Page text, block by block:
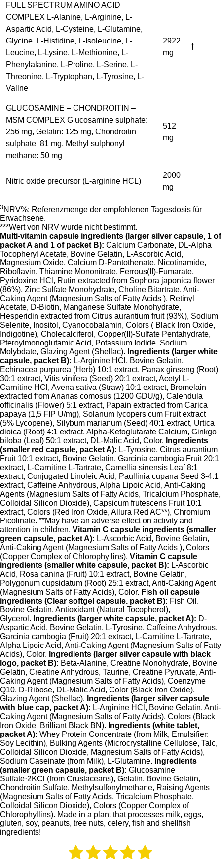
FULL SPECTRUM AMINO ACID
COMPLEX L-Alanine, L-Arginine, L-
Aspartic Acid, L-Cysteine, L-Glutamine,
Glycine, L-Histidine, L-Isoleucine, L-
Leucine, L-Lysine, L-Methionine, L-
Phenylalanine, L-Proline, L-Serine, L-
Threonine, L-Tryptophan, L-Tyrosine, L-
Valine
2922
mg
†
GLUCOSAMINE – CHONDROITIN –
MSM COMPLEX Glucosamine sulphate:
256 mg, Gelatin: 125 mg, Chondroitin
sulphate: 81 mg, Methyl sulphonyl
methane: 50 mg
512
mg
Nitric oxide precursor (L-arginine HCL)
2000
mg
3NRV%: Referenzmenge der empfohlenen Tagesdosis für
Erwachsene.
***Wert von NRV wurde nicht bestimmt.
Multi-vitamin capsule ingredients (larger silver capsule, 1 of
packet A and 1 of packet B): Calcium Carbonate, DL-Alpha
Tocopheryl Acetate, Bovine Gelatin, L-Ascorbic Acid,
Magnesium Oxide, Calcium D-Pantothenate, Nicotinamide,
Riboflavin, Thiamine Mononitrate, Ferrous(II)-Fumarate,
Pyridoxine HCl, Rutin extracted from Sophora japonica flower
(86%), Zinc Sulfate Monohydrate, Choline Bitartrate, Anti-
Caking Agent (Magnesium Salts of Fatty Acids ), Retinyl
Acetate, D-Biotin, Manganese Sulfate Monohydrate,
Hesperidin extracted from Citrus aurantium fruit (93%), Sodium
Selenite, Inositol, Cyanocobalamin, Colors ( Black Iron Oxide,
Indigotine), Cholecalciferol, Copper(II)-Sulfate Pentahydrate,
Pteroylmonoglutamic Acid, Potassium Iodide, Sodium
Molybdate, Glazing Agent (Shellac). Ingredients (larger white
capsule, packet B): L-Arginine HCl, Bovine Gelatin,
Echinacea purpurea (Herb) 10:1 extract, Panax ginseng (Root)
30:1 extract, Vitis vinifera (Seed) 20:1 extract, Acetyl L-
Carnitine HCl, Avena sativa (Straw) 10:1 extract, Bromelain
extracted from Ananas comosus (1200 GDU/g), Calendula
officinalis (Flower) 5:1 extract, Papain extracted from Carica
papaya (1,5 FIP U/mg), Solanum lycopersicum Fruit extract
(5% Lycopene), Silybum marianum (Seed) 40:1 extract, Urtica
dioica (Root) 4:1 extract, Alpha-Ketoglutarate Calcium, Ginkgo
biloba (Leaf) 50:1 extract, DL-Malic Acid, Color. Ingredients
(smaller red capsule, packet A): L-Tyrosine, Citrus aurantium
Fruit 10:1 extract, Bovine Gelatin, Garcinia cambogia Fruit 20:1
extract, L-Carnitine L-Tartrate, Camellia sinensis Leaf 8:1
extract, Conjugated Linoleic Acid, Paullinia cupana Seed 3-4:1
extract, Caffeine Anhydrous, Alpha Lipoic Acid, Anti-Caking
Agents (Magnesium Salts of Fatty Acids, Tricalcium Phosphate,
Colloidal Silicon Dioxide), Capsicum frutescens Fruit 10:1
extract, Colors (Red Iron Oxide, Allura Red AC**), Chromium
Picolinate. **May have an adverse effect on activity and
attention in children. Vitamin C capsule ingredients (smaller
green capsule, packet A): L-Ascorbic Acid, Bovine Gelatin,
Anti-Caking Agent (Magnesium Salts of Fatty Acids ), Colors
(Copper Complex of Chlorophyllins). Vitamin C capsule
ingredients (smaller white capsule, packet B): L-Ascorbic
Acid, Rosa canina (Fruit) 10:1 extract, Bovine Gelatin,
Polygonum cupsidatum (Root) 25:1 extract, Anti-Caking Agent
(Magnesium Salts of Fatty Acids), Color. Fish oil capsule
ingredients (Clear softgel capsule, packet B): Fish Oil,
Bovine Gelatin, Antioxidant (Natural Tocopherol),
Glycerol. Ingredients (larger white capsule, packet A): D-
Aspartic Acid, Bovine Gelatin, L-Tyrosine, Caffeine Anhydrous,
Garcinia cambogia (Fruit) 20:1 extract, L-Carnitine L-Tartrate,
Alpha Lipoic Acid, Anti-Caking Agent (Magnesium Salts of Fatty
Acids), Color. Ingredients (larger silver capsule with black
logo, packet B): Beta-Alanine, Creatine Monohydrate, Bovine
Gelatin, Creatine Anhydrous, Taurine, Creatine Pyruvate, Anti-
Caking Agent (Magnesium Salts of Fatty Acids), Coenzyme
Q10, D-Ribose, DL-Malic Acid, Color (Black Iron Oxide),
Glazing Agent (Shellac). Ingredients (larger silver capsule
with blue cap, packet A): L-Arginine HCl, Bovine Gelatin, Anti-
Caking Agent (Magnesium Salts of Fatty Acids), Colors (Black
Iron Oxide, Brilliant Black BN). Ingredients (white tablet,
packet A): Whey Protein Concentrate (from Milk, Emulsifier:
Soy Lecithin), Bulking Agents (Microcrystalline Cellulose, Talc,
Colloidal Silicon Dioxide, Magnesium Salts of Fatty Acids),
Sodium Caseinate (from Milk), L-Glutamine. Ingredients
(smaller green capsule, packet B): Glucosamine
Sulfate·2KCl (from Crustaceans), Gelatin, Bovine Gelatin,
Chondroitin Sulfate, Methylsulfonylmethane, Raising Agents
(Magnesium Salts of Fatty Acids, Tricalcium Phosphate,
Colloidal Silicon Dioxide), Colors (Copper Complex of
Chlorophyllins). Made in a plant that processes milk, eggs,
gluten, soy, peanuts, tree nuts, celery, fish and shellfish
ingredients!
1 2 3 4 5